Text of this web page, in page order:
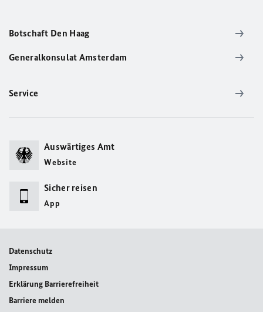
Botschaft Den Haag
Generalkonsulat Amsterdam
Service
Auswärtiges Amt
Website
Sicher reisen
App
Datenschutz
Impressum
Erklärung Barrierefreiheit
Barriere melden